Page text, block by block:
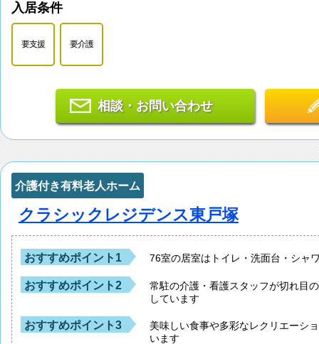
入居条件
要支援 要介護
相談・お問い合わせ
介護付き有料老人ホーム
クラシックレジデンス東戸塚
おすすめポイント1 76室の居室はトイレ・洗面台・シャ
おすすめポイント2
常駐の介護・看護スタッフが切れ目
しています
おすすめポイント3
美味しい食事や多彩なレクリエーシ
います